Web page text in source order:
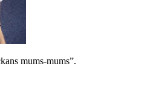
mums-mums”.